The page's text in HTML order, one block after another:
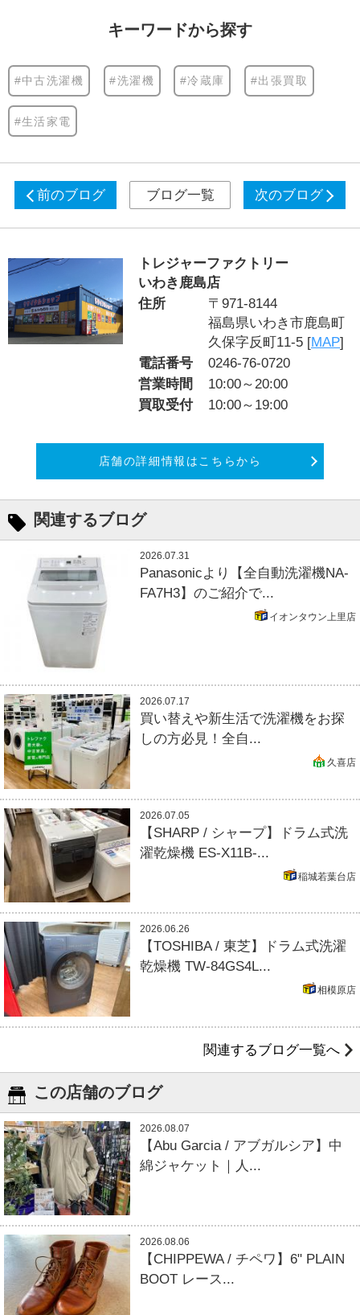
キーワードから探す
#中古洗濯機 #洗濯機 #冷蔵庫 #出張買取
#生活家電
前のブログ ブログ一覧 次のブログ
トレジャーファクトリー
いわき鹿島店
住所
〒971-8144
福島県いわき市鹿島町
久保字反町11-5 [MAP]
電話番号
0246-76-0720
営業時間
10:00～20:00
買取受付
10:00～19:00
店舗の詳細情報はこちらから
関連するブログ
2026.07.31
Panasonicより【全自動洗濯機NA-
FA7H3】のご紹介で...
イオンタウン上里店
2026.07.17
買い替えや新生活で洗濯機をお探
しの方必見！全自...
久喜店
2026.07.05
【SHARP / シャープ】ドラム式洗
濯乾燥機 ES-X11B-...
稲城若葉台店
2026.06.26
【TOSHIBA / 東芝】ドラム式洗濯
乾燥機 TW-84GS4L...
相模原店
関連するブログ一覧へ
この店舗のブログ
2026.08.07
【Abu Garcia / アブガルシア】中
綿ジャケット｜人...
2026.08.06
【CHIPPEWA / チペワ】6" PLAIN
BOOT レース...